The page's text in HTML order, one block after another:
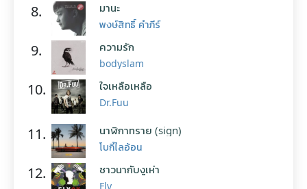
8. มานะ
พงษ์สิทธิ์ คำภีร์
9. ความรัก
bodyslam
10. ใจเหลือเหลือ
Dr.Fuu
11. นาฬิกาทราย (sign)
โบกี้ไลอ้อน
12. ชาวนากับงูเห่า
Fly